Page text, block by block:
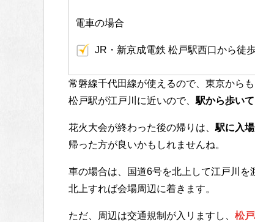
電車の場合
JR・新京成電鉄 松戸駅西口から徒
常磐線千代田線が使えるので、東京から
松戸駅が江戸川に近いので、駅から歩い
花火大会が終わった後の帰りは、駅に入
帰った方が良いかもしれませんね。
車の場合は、国道6号を北上して江戸川
北上すれば会場周辺に着きます。
ただ、周辺は交通規制が入リますし、 松